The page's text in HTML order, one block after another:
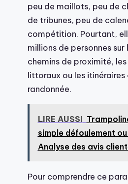
peu de maillots, peu de
de tribunes, peu de
compétition. Pourtant,
millions de personnes sur
chemins de proximité,
littoraux ou les itinéraires
randonnée.
LIRE AUSSI
simple défoulement
Analyse des avis
Pour comprendre ce